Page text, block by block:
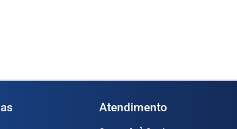
Atendimento